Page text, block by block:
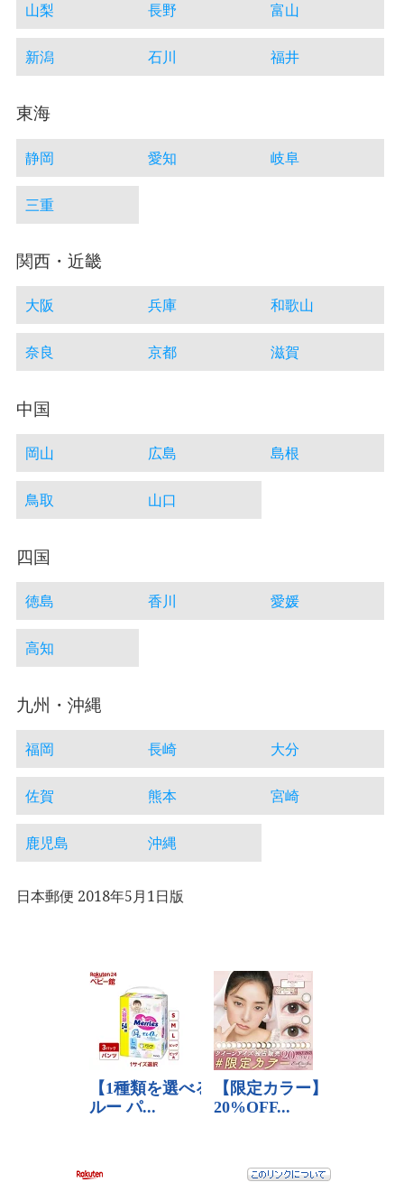
山梨 長野 富山
新潟 石川 福井
東海
静岡 愛知 岐阜
三重
関西・近畿
大阪 兵庫 和歌山
奈良 京都 滋賀
中国
岡山 広島 島根
鳥取 山口
四国
徳島 香川 愛媛
高知
九州・沖縄
福岡 長崎 大分
佐賀 熊本 宮崎
鹿児島 沖縄
日本郵便 2018年5月1日版